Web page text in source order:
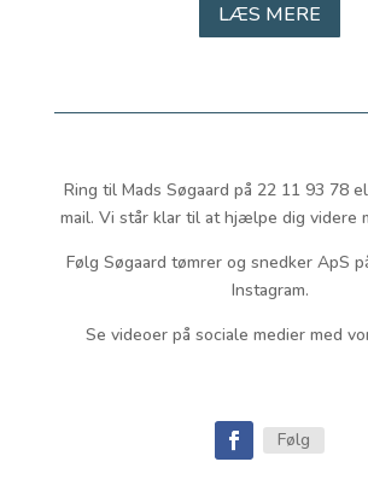
LÆS MERE
Ring til Mads Søgaard på 22 11 93 78
mail. Vi står klar til at hjælpe dig videre
Følg Søgaard tømrer og snedker ApS
Instagram.
Se videoer på sociale medier med
Følg